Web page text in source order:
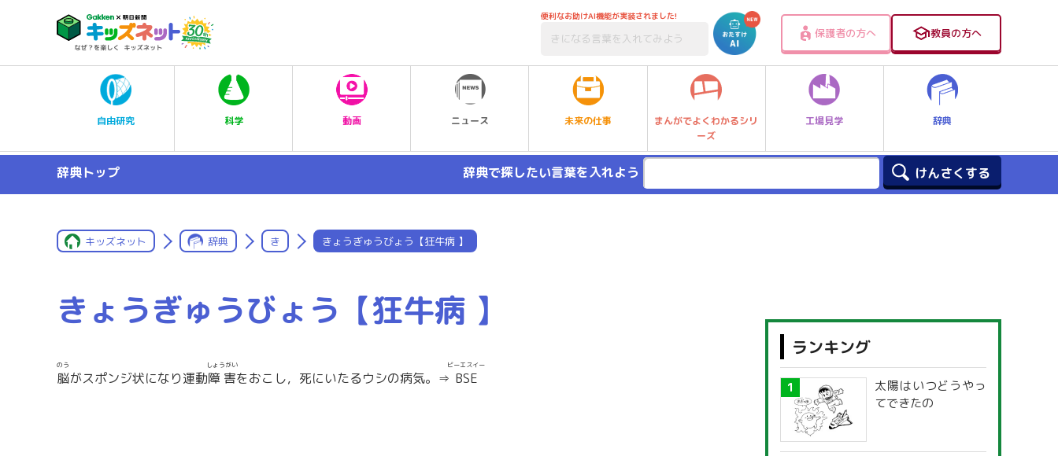
便利なお助けAI機能が実装されました!
保護者の方へ 教員の方へ
自由研究 科学 動画 ニュース 未来の仕事
まんがでよくわかるシリ
ーズ
工場見学 辞典
辞典トップ 辞典で探したい言葉を入れよう
キッズネット 辞典 き きょうぎゅうびょう【狂牛病 】
きょうぎゅうびょう【狂牛病 】
脳
のう
がスポンジ状になり運動障害
しょうがい
をおこし，死にいたるウシの病気。⇒ BSE
ビーエスイー
ランキング
太陽はいつどうやっ
てできたの